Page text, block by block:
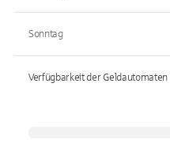
Sonntag
Verfügbarkeit der Geldautomaten